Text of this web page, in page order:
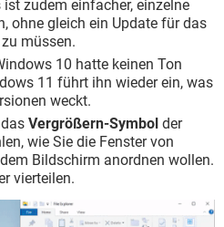
zudem einfacher, einzelne
ohne gleich ein Update für das
müssen.
10 hatte keinen Ton
11 führt ihn wieder ein, was
weckt.
Vergrößern-Symbol der
wie Sie die Fenster von
Bildschirm anordnen wollen.
vierteilen.